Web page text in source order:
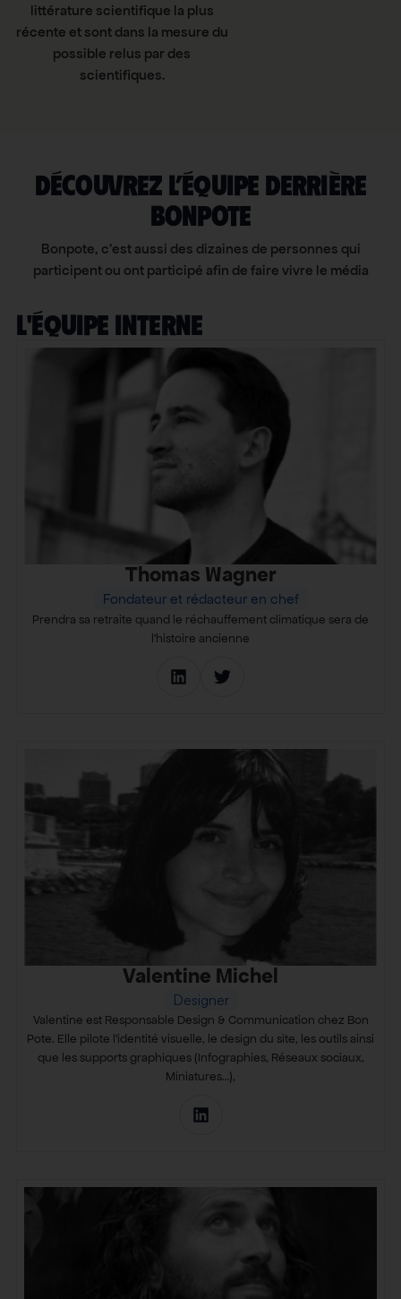
littérature scientifique la plus
récente et sont dans la mesure du
possible relus par des
scientifiques.
Découvrez l’équipe derrière
bonpote
Bonpote, c’est aussi des dizaines de personnes qui
participent ou ont participé afin de faire vivre le média
L'équipe interne
Thomas Wagner
Fondateur et rédacteur en chef
Prendra sa retraite quand le réchauffement climatique sera de
l’histoire ancienne
Valentine Michel
Designer
Valentine est Responsable Design & Communication chez Bon
Pote. Elle pilote l’identité visuelle, le design du site, les outils ainsi
que les supports graphiques (Infographies, Réseaux sociaux,
Miniatures…),